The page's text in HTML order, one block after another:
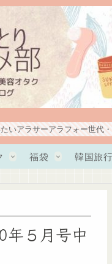
いアラサーアラフォー世代
福袋 韓国旅行
年５月号中